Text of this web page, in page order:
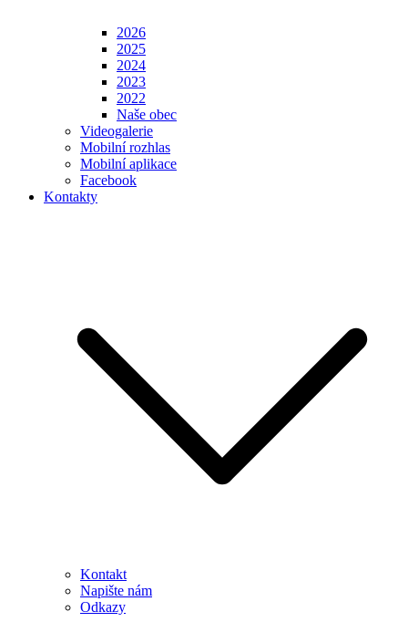
2026
2025
2024
2023
2022
Naše obec
Videogalerie
Mobilní rozhlas
Mobilní aplikace
Facebook
Kontakty
Kontakt
Napište nám
Odkazy